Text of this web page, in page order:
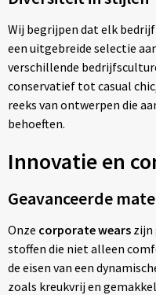
Wij begrijpen dat elk
een uitgebreide selectie
verschillende
conservatief tot casual
reeks van ontwerpen die
behoeften.
Innovatie en
Geavanceerde
Onze corporate wearszijn
stoffen die niet alleen
de eisen van een
zoals kreukvrij en